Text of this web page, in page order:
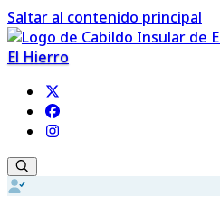
Saltar al contenido principal
El Hierro